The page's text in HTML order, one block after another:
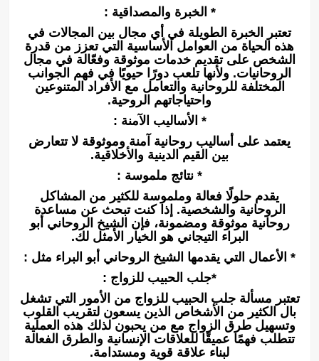
* الخبرة والمصداقية :
تعتبر الخبرة الطويلة في أي مجال بين المجالات في
هذه الحياة من العوامل الأساسية التي تعزز من قدرة
الشخص على تقديم خدمات موثوقة وفعّالة في مجال
الروحانيات. ولأنها تلعب دورًا حيويًا في فهم الجوانب
المختلفة للروحانية والتعامل مع الأفراد المتنوعين
واحتياجاتهم الروحية.
* الأساليب الآمنة :
يعتمد على أساليب روحانية آمنة وموثوقة لا تتعارض
بين القيم الدينية والأخلاقية.
* نتائج ملموسة :
يقدم حلولًا فعالة وملموسة للكثير من المشاكل
الروحانية والشخصية. إذا كنت تبحث عن مساعدة
روحانية موثوقة ومضمونة، فإن الشيخ الروحاني أبو
البراء التيجاني هو الخيار الأمثل لك.
* الأعمال التي يقدمها الشيخ الروحاني أبو البراء مثل :
*جلب الحبيب للزواج :
تعتبر مسألة جلب الحبيب للزواج من الأمور التي تشغل
بال الكثير من الأشخاص الذين يسعون لتقريب القلوب
وتسهيل طرق الزواج مع من يحبون لذلك هذه العملية
تتطلب فهمًا عميقًا للعلاقات الإنسانية والطرق الفعالة
لبناء علاقة قوية ومستدامة.